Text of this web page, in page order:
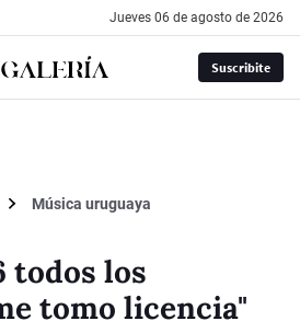
jueves 06 de agosto de 2026
Suscribite
Música uruguaya
todos los
tomo licencia"